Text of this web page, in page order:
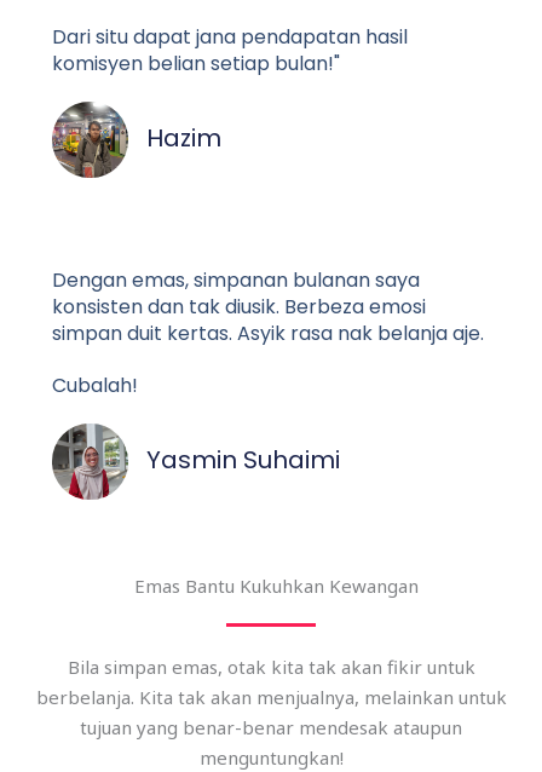
Dari situ dapat jana pendapatan hasil
komisyen belian setiap bulan!"
Hazim
Dengan emas, simpanan bulanan saya
konsisten dan tak diusik. Berbeza emosi
simpan duit kertas. Asyik rasa nak belanja aje.
Cubalah!
Yasmin Suhaimi
Emas Bantu Kukuhkan Kewangan
Bila simpan emas, otak kita tak akan fikir untuk
berbelanja. Kita tak akan menjualnya, melainkan untuk
tujuan yang benar-benar mendesak ataupun
menguntungkan!